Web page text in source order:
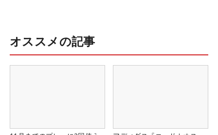
オススメの記事